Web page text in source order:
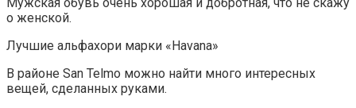
Мужская обувь очень хорошая и добротная, что не скажу
о женской.
Лучшие альфахори марки «Havana»
В районе San Telmo можно найти много интересных
вещей, сделанных руками.